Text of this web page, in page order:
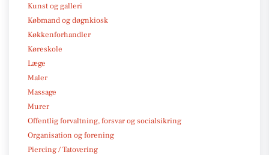
Kunst og galleri
Købmand og døgnkiosk
Køkkenforhandler
Køreskole
Læge
Maler
Massage
Murer
Offentlig forvaltning, forsvar og socialsikring
Organisation og forening
Piercing / Tatovering